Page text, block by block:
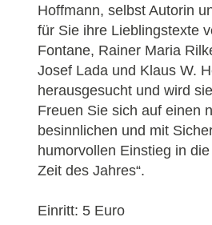
Hoffmann, selbst Autorin
für Sie ihre Lieblingstexte
Fontane, Rainer Maria
Josef Lada und Klaus W.
herausgesucht und wird
Freuen Sie sich auf einen
besinnlichen und mit
humorvollen Einstieg in
Zeit des Jahres“.
Einritt: 5 Euro